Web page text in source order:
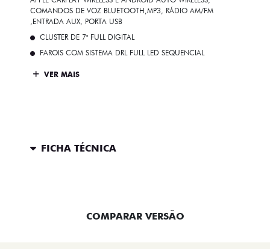
COMANDOS DE VOZ BLUETOOTH,MP3, RÁDIO AM/FM
,ENTRADA AUX, PORTA USB
CLUSTER DE 7" FULL DIGITAL
FAROIS COM SISTEMA DRL FULL LED SEQUENCIAL
VER MAIS
FICHA TÉCNICA
COMPARAR VERSÃO